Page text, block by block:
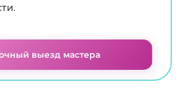
выезд мастера